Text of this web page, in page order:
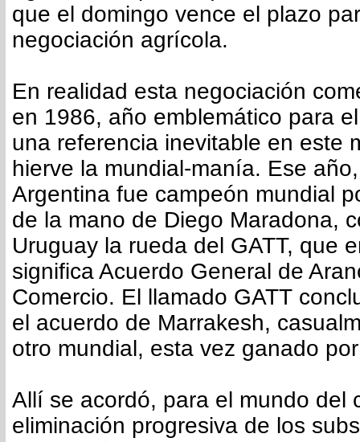
que el domingo vence el plazo
negociación agrícola.
En realidad esta negociación
en 1986, año emblemático para
una referencia inevitable en este
hierve la mundial-manía. Ese
Argentina fue campeón mundial
de la mano de Diego Maradona,
Uruguay la rueda del GATT, que
significa Acuerdo General de
Comercio. El llamado GATT
el acuerdo de Marrakesh,
otro mundial, esta vez ganado
Allí se acordó, para el mundo del
eliminación progresiva de los